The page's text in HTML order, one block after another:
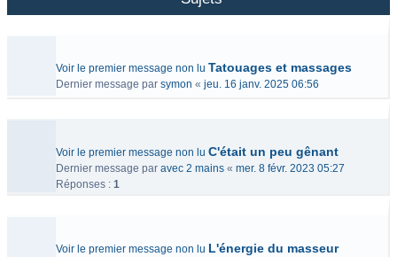
Voir le premier message non lu Tatouages et massages
Dernier message par symon « jeu. 16 janv. 2025 06:56
Voir le premier message non lu C'était un peu gênant
Dernier message par avec 2 mains « mer. 8 févr. 2023 05:27
Réponses : 1
Voir le premier message non lu L'énergie du masseur